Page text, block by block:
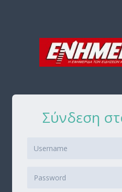
Σύνδεση